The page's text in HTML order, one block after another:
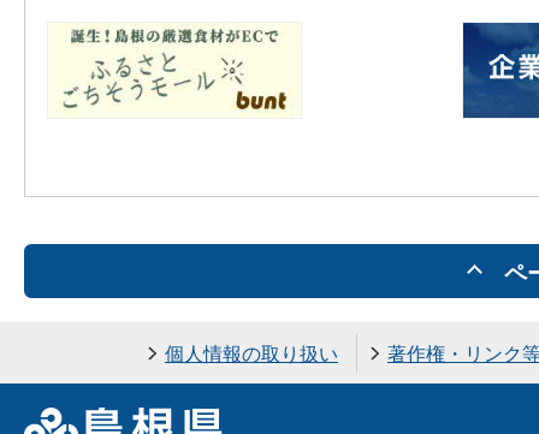
ペ
個人情報の取り扱い 著作権・リンク